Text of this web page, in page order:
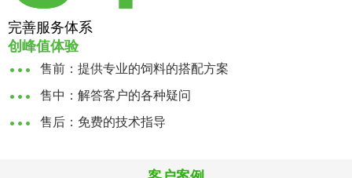
完善服务体系
创峰值体验
售前：提供专业的饲料的搭配方案
售中：解答客户的各种疑问
售后：免费的技术指导